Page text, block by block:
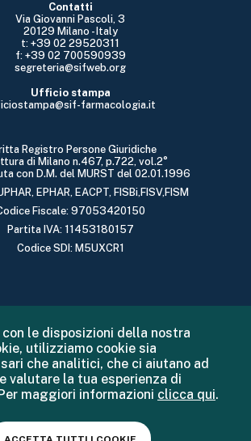
Contatti
Via Giovanni Pascoli, 3
20129 Milano - Italy
t: +39 02 29520311
f: +39 02 700590939
segreteria@sifweb.org
Ufficio stampa
farmacologia.it
Registro Persone Giuridiche
di Milano n.467, p.722, vol.2°
con D.M. del MURST del 02.01.1996
EPHAR, EACPT, FISBi,FISV,FISM
Fiscale: 97053420150
Partita IVA: 11453180157
Codice SDI: M5UXCR1
le disposizioni della nostra
utilizziamo cookie sia
che analitici, che ci aiutano ad
valutare la tua esperienza di
maggiori informazioni clicca qui.